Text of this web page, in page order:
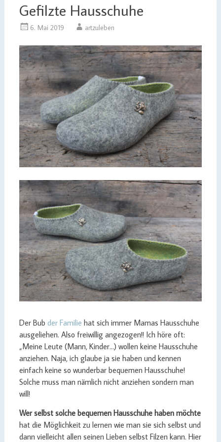
Gefilzte Hausschuhe
6. Mai 2019 artzuleben
Der Bub der Familie hat sich immer Mamas Hausschuhe
ausgeliehen. Also freiwillig angezogen!! Ich höre oft:
„Meine Leute (Mann, Kinder…) wollen keine Hausschuhe
anziehen. Naja, ich glaube ja sie haben und kennen
einfach keine so wunderbar bequemen Hausschuhe!
Solche muss man nämlich nicht anziehen sondern man
will!
Wer selbst solche bequemen Hausschuhe haben möchte
hat die Möglichkeit zu lernen wie man sie sich selbst und
dann vielleicht allen seinen Lieben selbst Filzen kann. Hier